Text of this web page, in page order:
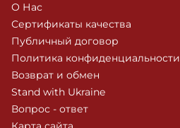
О Нас
Сертификаты качества
Публичный договор
Политика конфиденциальности
Возврат и обмен
Stand with Ukraine
Вопрос - ответ